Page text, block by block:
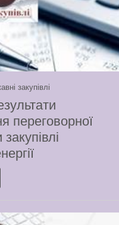
закупівлі
переговорної